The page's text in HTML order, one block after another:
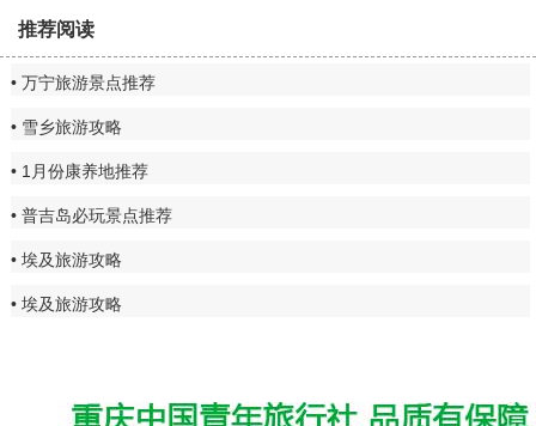
推荐阅读
万宁旅游景点推荐
雪乡旅游攻略
1月份康养地推荐
普吉岛必玩景点推荐
埃及旅游攻略
埃及旅游攻略